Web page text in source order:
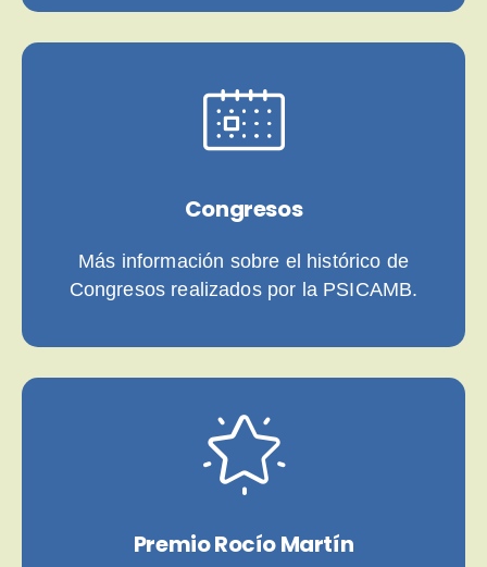
Congresos
Más información sobre el histórico de
Congresos realizados por la PSICAMB.
Premio Rocío Martín